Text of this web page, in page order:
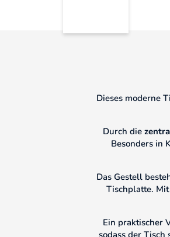
Dieses moderne
Durch die
Besonders in
Das Gestell
Tischplatte.
Ein praktischer
sodass der